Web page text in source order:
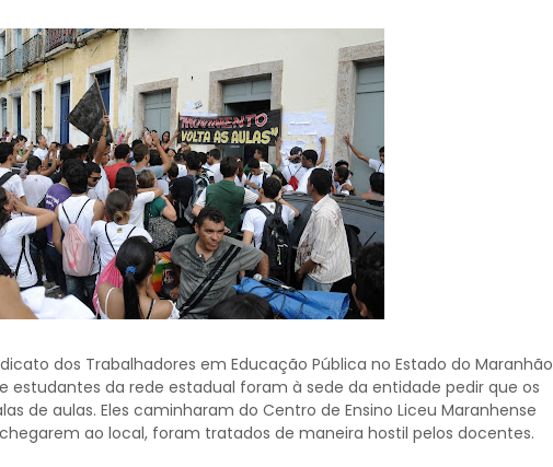
dos Trabalhadores em Educação Pública no Estado do Maranhão
estudantes da rede estadual foram à sede da entidade pedir que os
de aulas. Eles caminharam do Centro de Ensino Liceu Maranhense
ao local, foram tratados de maneira hostil pelos docentes.